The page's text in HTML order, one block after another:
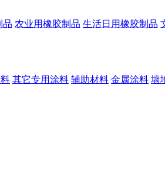
品 农业用橡胶制品 生活日用橡胶制品
其它专用涂料 辅助材料 金属涂料 墙